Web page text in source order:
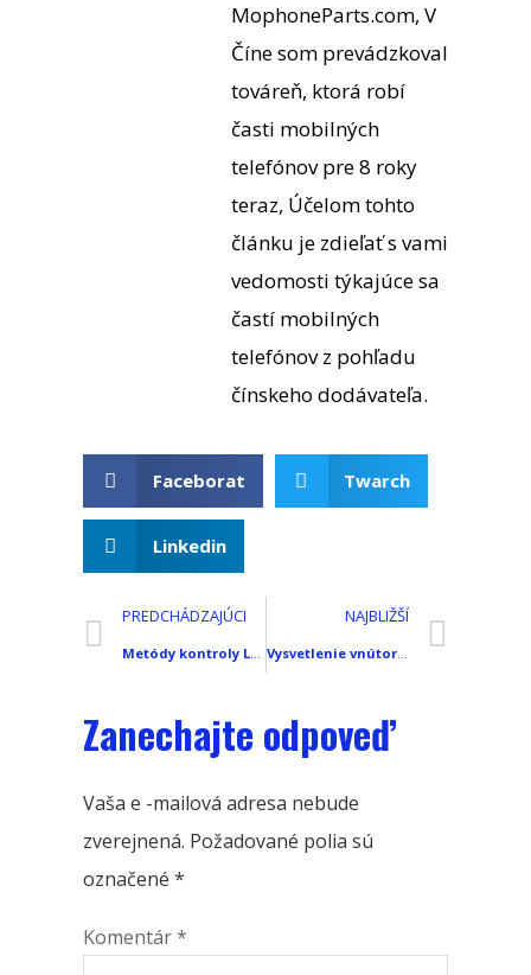
MophoneParts.com, V
Číne som prevádzkoval
továreň, ktorá robí
časti mobilných
telefónov pre 8 roky
teraz, Účelom tohto
článku je zdieľať s vami
vedomosti týkajúce sa
častí mobilných
telefónov z pohľadu
čínskeho dodávateľa.
Faceborat Twarch
Linkedin
PREDCHÁDZAJÚCI NAJBLIŽŠÍ
Vysvetlenie vnútorných komponentov smartfónu: Vnútri moderného presného elektronického zariadenia
Zanechajte odpoveď
Vaša e -mailová adresa nebude
zverejnená. Požadované polia sú
označené *
Komentár*